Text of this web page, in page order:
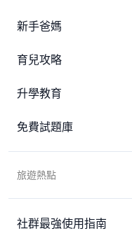
新手爸媽
育兒攻略
升學教育
免費試題庫
旅遊熱點
社群最強使用指南